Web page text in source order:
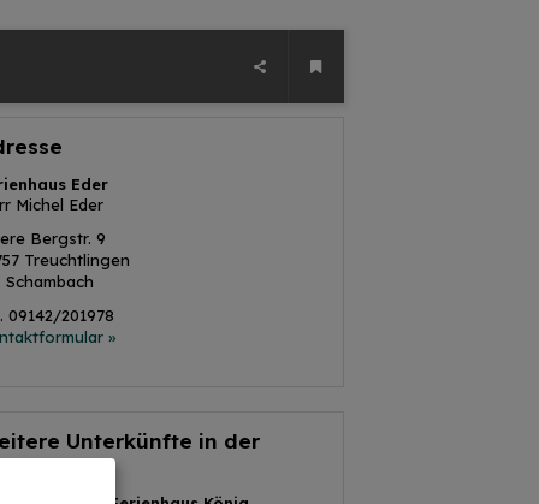
Eder
Michel Eder
Bergstr. 9
Treuchtlingen
Schambach
09142/201978
»
Unterkünfte in der